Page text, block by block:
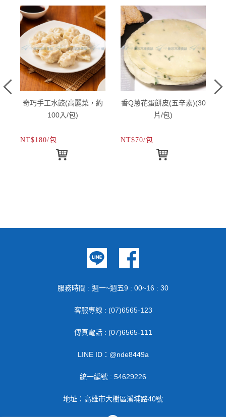
奇巧手工水餃(高麗菜，約
100入/包)
NT$180/包
香Q蔥花蛋餅皮(五辛素)(30
片/包)
NT$70/包
服務時間 : 週一~週五9 : 00~16 : 30
客服專線 : (07)6565-123
傳真電話 : (07)6565-111
LINE ID：@nde8449a
統一編號 : 54629226
地址：高雄市大樹區溪埔路40號